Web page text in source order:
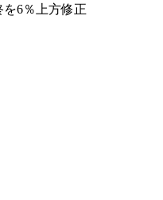
を6％上方修正